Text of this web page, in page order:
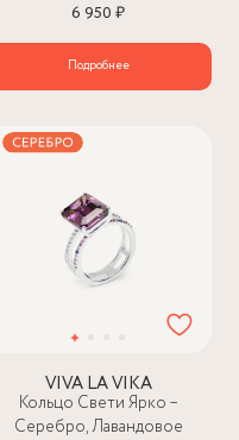
6 950 ₽
Подробнее
VIVA LA VIKA
Кольцо Свети Ярко –
Серебро, Лавандовое